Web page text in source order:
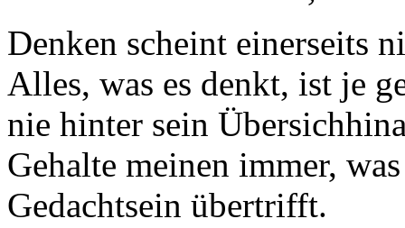
Denken scheint einerseits
Alles, was es denkt, ist je
nie hinter sein
Gehalte meinen immer,
Gedachtsein übertrifft.